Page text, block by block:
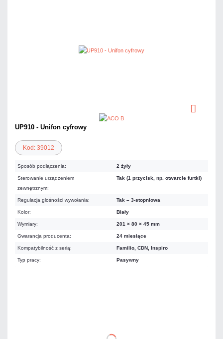
UP910 - Unifon cyfrowy
Kod: 39012
Sposób podłączenia: 2 żyły
Sterowanie urządzeniem
zewnętrznym:
Tak (1 przycisk, np. otwarcie furtki)
Regulacja głośności wywołania: Tak – 3-stopniowa
Kolor: Biały
Wymiary: 201 × 80 × 45 mm
Gwarancja producenta: 24 miesiące
Kompatybilność z serią: Familio, CDN, Inspiro
Typ pracy: Pasywny